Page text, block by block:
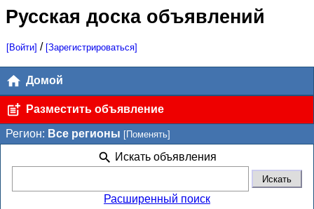
Русская доска объявлений
[Войти] / [Зарегистрироваться]
Домой
Разместить объявление
Регион: Все регионы [Поменять]
Искать объявления
Расширенный поиск